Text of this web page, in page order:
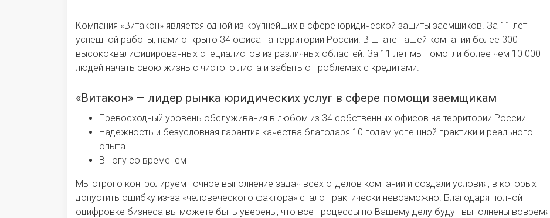
Компания «Витакон» является одной из крупнейших в сфере юридической защиты заемщиков. За 11 лет
успешной работы, нами открыто 34 офиса на территории России. В штате нашей компании более 300
высококвалифицированных специалистов из различных областей. За 11 лет мы помогли более чем 10 000
людей начать свою жизнь с чистого листа и забыть о проблемах с кредитами.
«Витакон» — лидер рынка юридических услуг в сфере помощи заемщикам
Превосходный уровень обслуживания в любом из 34 собственных офисов на территории России
Надежность и безусловная гарантия качества благодаря 10 годам успешной практики и реального
опыта
В ногу со временем
Мы строго контролируем точное выполнение задач всех отделов компании и создали условия, в которых
допустить ошибку из-за «человеческого фактора» стало практически невозможно. Благодаря полной
оцифровке бизнеса вы можете быть уверены, что все процессы по Вашему делу будут выполнены вовремя